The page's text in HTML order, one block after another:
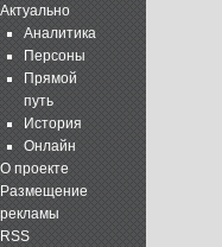
Актуально
Аналитика
Персоны
Прямой
путь
История
Онлайн
О проекте
Размещение
рекламы
RSS